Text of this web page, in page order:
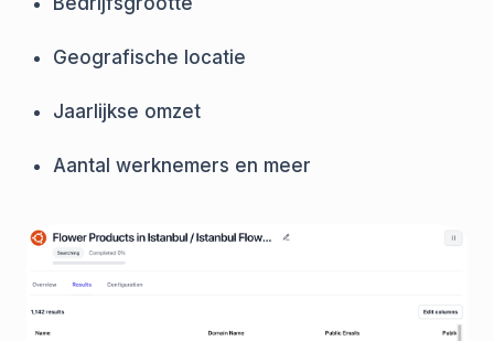
Geografische locatie
Jaarlijkse omzet
Aantal werknemers en meer